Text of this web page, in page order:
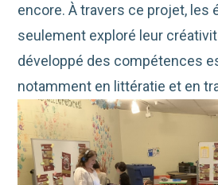
encore. À travers ce projet, les
seulement exploré leur
développé des compétences
notamment en littératie et en